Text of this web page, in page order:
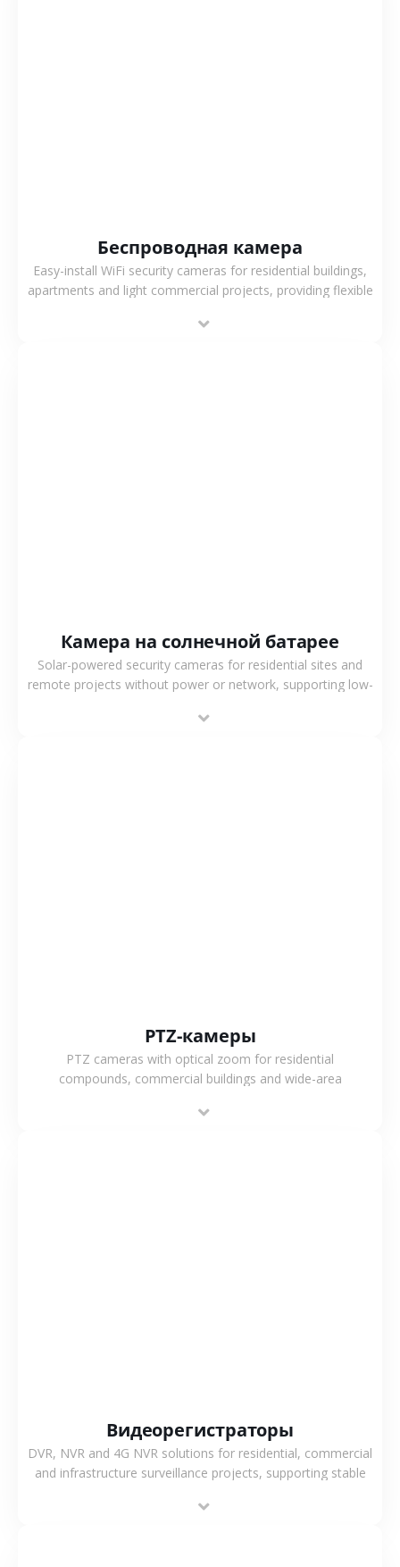
Беспроводная камера
Easy-install WiFi security cameras for residential buildings,
apartments and light commercial projects, providing flexible
Камера на солнечной батарее
Solar-powered security cameras for residential sites and
remote projects without power or network, supporting low-
monitoring.
PTZ-камеры
PTZ cameras with optical zoom for residential
compounds, commercial buildings and wide-area
flexible coverage.
Видеорегистраторы
DVR, NVR and 4G NVR solutions for residential, commercial
and infrastructure surveillance projects, supporting stable